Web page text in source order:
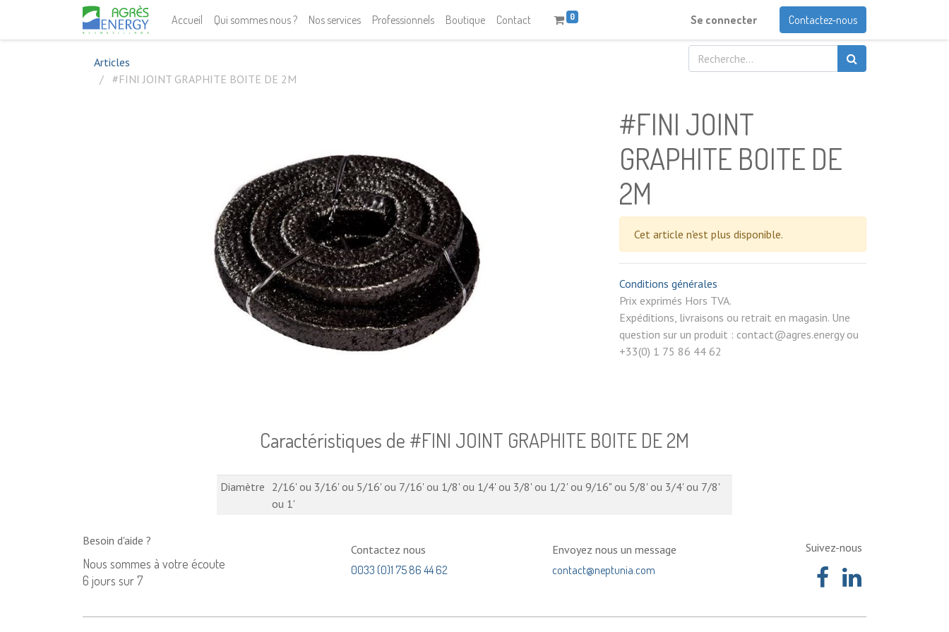
Accueil Qui sommes nous ? Nos services Professionnels Boutique Contact 0 Se connecter Contactez-nous
Articles
#FINI JOINT GRAPHITE BOITE DE 2M
#FINI JOINT
GRAPHITE BOITE DE
2M
Cet article n'est plus disponible.
Conditions générales
Prix exprimés Hors TVA.
Expéditions, livraisons ou retrait en magasin. Une
question sur un produit : contact@agres.energy ou
+33(0) 1 75 86 44 62
Caractéristiques de #FINI JOINT GRAPHITE BOITE DE 2M
Diamètre 2/16'ou 3/16'ou 5/16'ou 7/16'ou 1/8'ou 1/4'ou 3/8'ou 1/2'ou 9/16"ou 5/8'ou 3/4'ou 7/8'
ou 1'
Besoin d'aide ?
Nous sommes à votre écoute
6 jours sur 7
Contactez nous
0033 (0)1 75 86 44 62
Envoyez nous un message
contact@neptunia.com
Suivez-nous